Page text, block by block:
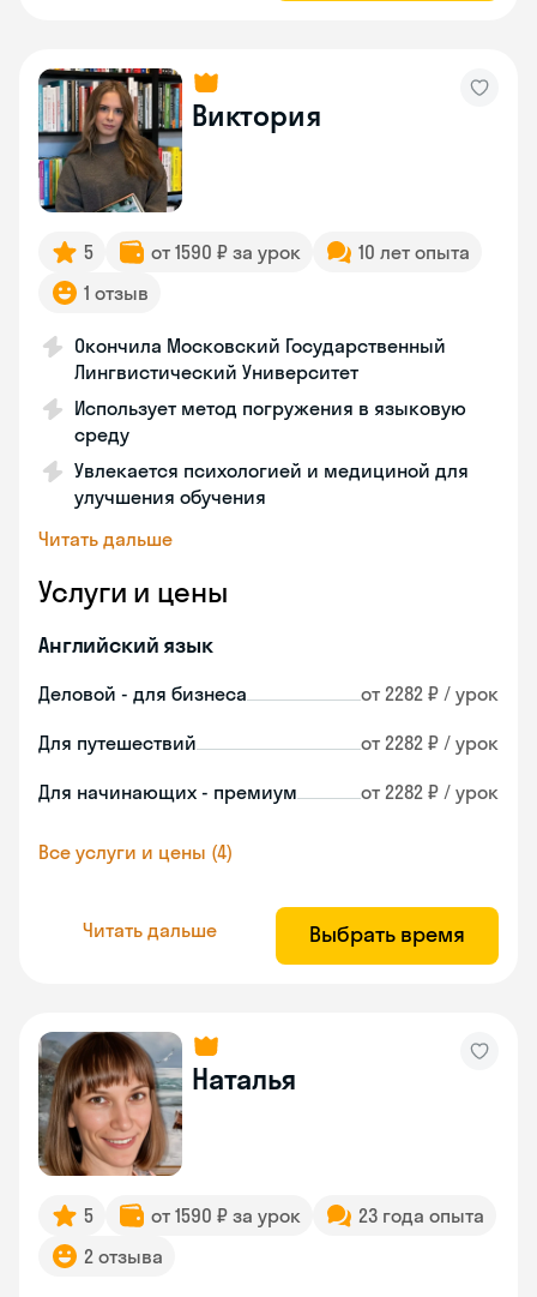
Виктория
5 от 1590 ₽ за урок
10 лет опыта
1 отзыв
Окончила Московский Государственный
Лингвистический Университет
Использует метод погружения в языковую
среду
Увлекается психологией и медициной для
улучшения обучения
Читать дальше
Услуги и цены
Английский язык
Деловой - для бизнеса от 2282 ₽ / урок
Для путешествий от 2282 ₽ / урок
Для начинающих - премиум от 2282 ₽ / урок
Все услуги и цены (4)
Читать дальше Выбрать время
Наталья
5 от 1590 ₽ за урок
23 года опыта
2 отзыва